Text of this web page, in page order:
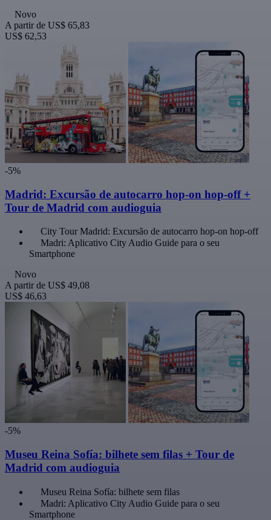
Novo
A partir de US$ 65,83
US$ 62,53
-5%
Madrid: Excursão de autocarro hop-on hop-off +
Tour de Madrid com audioguia
City Tour Madrid: Excursão de autocarro hop-on hop-off
Madri: Aplicativo City Audio Guide para o seu
Smartphone
Novo
A partir de US$ 49,08
US$ 46,63
-5%
Museu Reina Sofía: bilhete sem filas + Tour de
Madrid com audioguia
Museu Reina Sofía: bilhete sem filas
Madri: Aplicativo City Audio Guide para o seu
Smartphone